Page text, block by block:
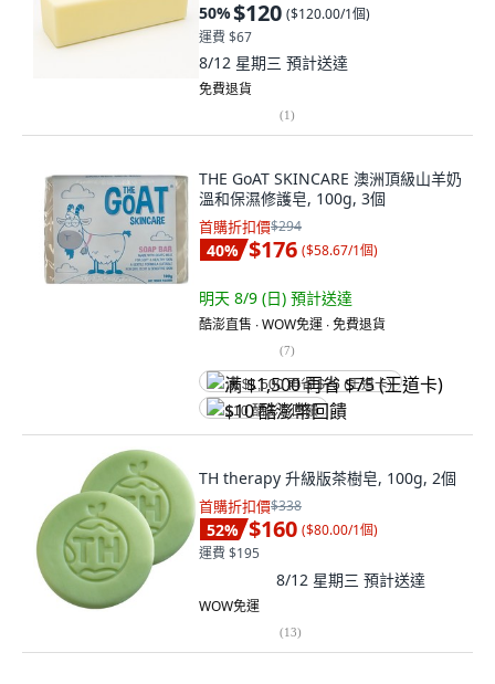
50%$120 ($120.00/1個)
運費 $67
8/12 星期三 預計送達
免費退貨
(1)
THE GoAT SKINCARE 澳洲頂級山羊奶
溫和保濕修護皂, 100g, 3個
首購折扣價$294
40% $176 ($58.67/1個)
明天 8/9 (日) 預計送達
酷澎直售 ∙ WOW免運 ∙ 免費退貨
(7)
满 $1,500 再省 $75 (王道卡)
$10 酷澎幣回饋
TH therapy 升級版茶樹皂, 100g, 2個
首購折扣價$338
52% $160 ($80.00/1個)
運費 $195
8/12 星期三 預計送達
WOW免運
(13)